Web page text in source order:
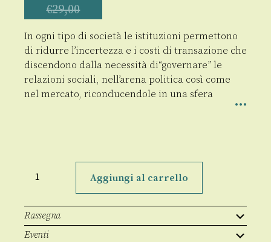
€29,00
In ogni tipo di società le istituzioni permettono
di ridurre l’incertezza e i costi di transazione che
discendono dalla necessità di“governare” le
relazioni sociali, nell’arena politica così come
nel mercato, riconducendole in una sfera
l'incertezza
Aggiungi al carrello
Rassegna
Eventi